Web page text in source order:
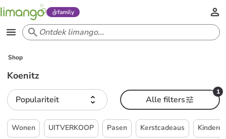
family
Shop
Koenitz
Populariteit
1
Alle filters
Wonen UITVERKOOP Pasen Kerstcadeaus